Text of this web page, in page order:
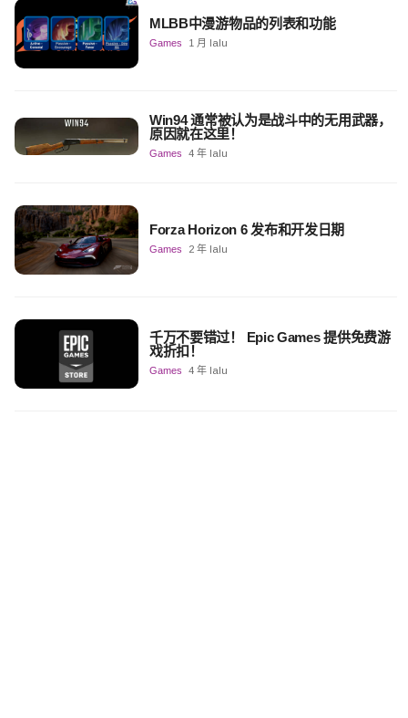
MLBB中漫游物品的列表和功能
Games 1 月 lalu
Win94 通常被认为是战斗中的无用武器，
原因就在这里！
Games 4 年 lalu
Forza Horizon 6 发布和开发日期
Games 2 年 lalu
千万不要错过！ Epic Games 提供免费游
戏折扣！
Games 4 年 lalu